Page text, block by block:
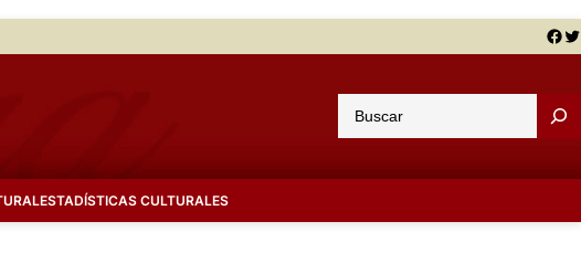
Facebook Twitter
u
a
ESTADÍSTICAS CULTURALES